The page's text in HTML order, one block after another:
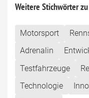
Weitere Stichwörter
Motorsport
Adrenalin
Testfahrzeuge
Technologie